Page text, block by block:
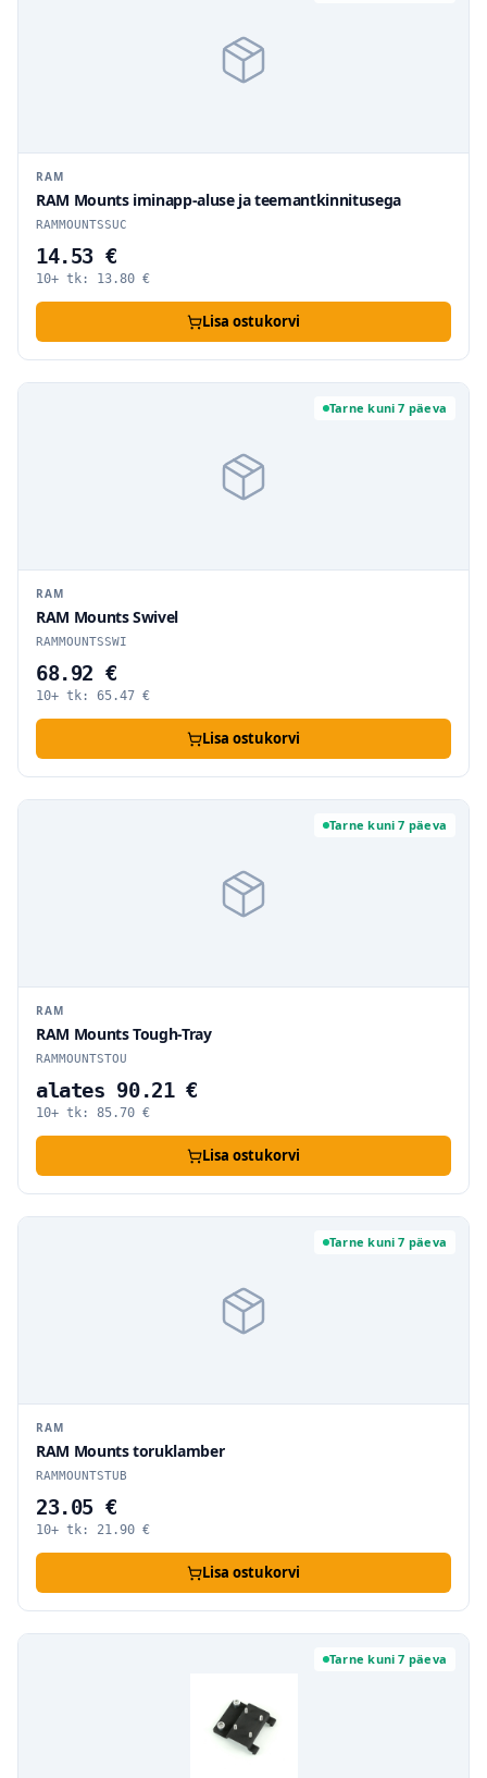
RAM
RAM Mounts iminapp-aluse ja teemantkinnitusega
RAMMOUNTSSUC
14.53 €
10+ tk: 13.80 €
Lisa ostukorvi
Tarne kuni 7 päeva
RAM
RAM Mounts Swivel
RAMMOUNTSSWI
68.92 €
10+ tk: 65.47 €
Lisa ostukorvi
Tarne kuni 7 päeva
RAM
RAM Mounts Tough-Tray
RAMMOUNTSTOU
alates 90.21 €
10+ tk: 85.70 €
Lisa ostukorvi
Tarne kuni 7 päeva
RAM
RAM Mounts toruklamber
RAMMOUNTSTUB
23.05 €
10+ tk: 21.90 €
Lisa ostukorvi
Tarne kuni 7 päeva